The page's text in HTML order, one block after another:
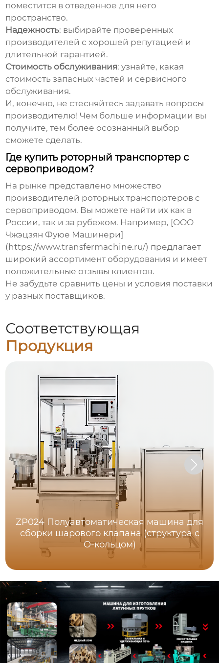
поместится в отведенное для него
пространство.
Надежность: выбирайте проверенных
производителей с хорошей репутацией и
длительной гарантией.
Стоимость обслуживания: узнайте, какая
стоимость запасных частей и сервисного
обслуживания.
И, конечно, не стесняйтесь задавать вопросы
производителю! Чем больше информации вы
получите, тем более осознанный выбор
сможете сделать.
Где купить роторный транспортер с
сервоприводом?
На рынке представлено множество
производителей роторных транспортеров с
сервоприводом. Вы можете найти их как в
России, так и за рубежом. Например, [ООО
Чжэцзян Фуюе Машинери]
(https://www.transfermachine.ru/) предлагает
широкий ассортимент оборудования и имеет
положительные отзывы клиентов.
Не забудьте сравнить цены и условия поставки
у разных поставщиков.
Соответствующая
Продукция
ZP024 Полуавтоматическая машина для
сборки шарового клапана (структура с
O-кольцом)